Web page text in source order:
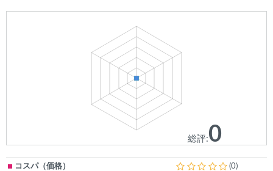
総評:0
コスパ（価格） (0)